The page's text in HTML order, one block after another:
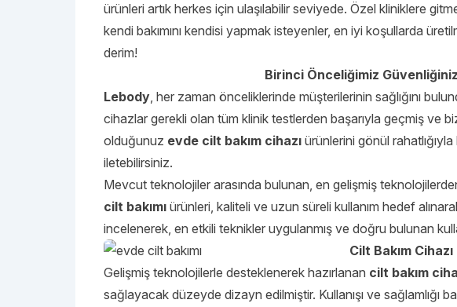
ürünleri artık herkes için ulaşılabilir seviyede. Özel kliniklere
kendi bakımını kendisi yapmak isteyenler, en iyi koşullarda
derim!
Birinci Önceliğimiz Güvenliğiniz
Lebody, her zaman önceliklerinde müşterilerinin sağlığını
cihazlar gerekli olan tüm klinik testlerden başarıyla geçmiş ve
olduğunuz evde cilt bakım cihazı ürünlerini gönül
iletebilirsiniz.
Mevcut teknolojiler arasında bulunan, en gelişmiş
cilt bakımı ürünleri, kaliteli ve uzun süreli kullanım hedef
incelenerek, en etkili teknikler uygulanmış ve doğru bulunan
Cilt Bakım
Gelişmiş teknolojilerle desteklenerek hazırlanan cilt bakım
sağlayacak düzeyde dizayn edilmiştir. Kullanışı ve sağlamlığı